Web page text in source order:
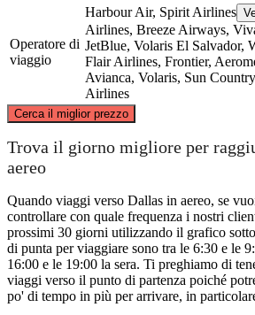
Operatore di
viaggio
Harbour Air, Spirit Airlines
Airlines, Breeze Airways,
JetBlue, Volaris El Salvador,
Flair Airlines, Frontier,
Avianca, Volaris, Sun
Airlines
Cerca il miglior prezzo
Los Angeles, CA
Trova il giorno migliore per
aereo
Quando viaggi verso Dallas in aereo, se
controllare con quale frequenza i nostri
prossimi 30 giorni utilizzando il grafico
di punta per viaggiare sono tra le 6:30 e le
16:00 e le 19:00 la sera. Ti preghiamo di
viaggi verso il punto di partenza poiché
po' di tempo in più per arrivare, in